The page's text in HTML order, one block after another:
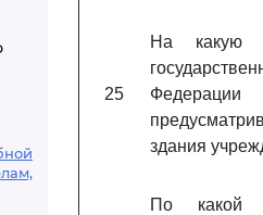
25
На какую
здания
По какой